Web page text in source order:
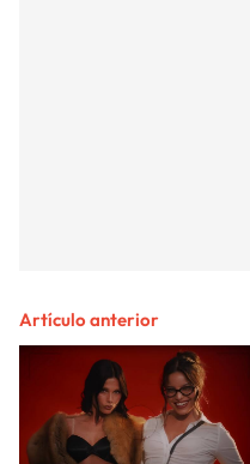
Artículo anterior